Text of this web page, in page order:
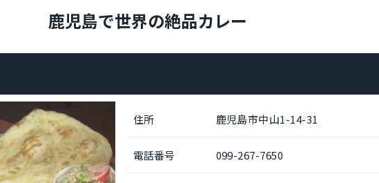
鹿児島で世界の絶品カレー
住所 鹿児島市中山1-14-31
電話番号 099-267-7650